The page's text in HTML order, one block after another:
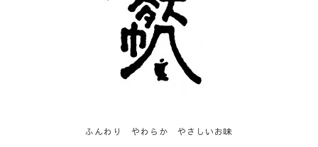
ふんわり やわらか やさしいお味